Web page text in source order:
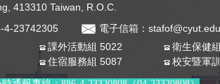
413310 Taiwan, R.O.C.
4-23742305
電子信箱：
課外活動組 5022
衛生保健
住宿服務組 5087
校安暨軍